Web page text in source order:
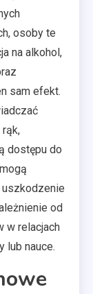
osoby te
na alkohol,
sam efekt.
dostępu do
od
w relacjach
lub nauce.